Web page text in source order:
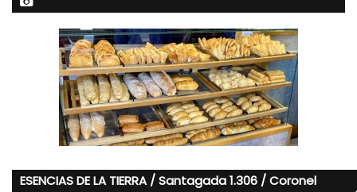
ESENCIAS DE LA TIERRA / Santagada 1.306 / Coronel